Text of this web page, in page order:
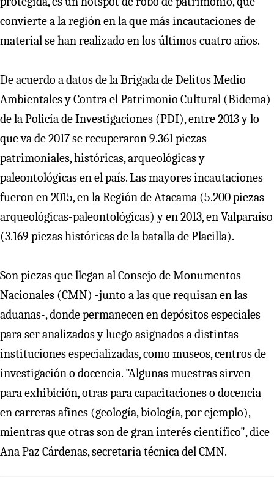
convierte a la región en la que más incautaciones de
material se han realizado en los últimos cuatro años.
De acuerdo a datos de la Brigada de Delitos Medio
Ambientales y Contra el Patrimonio Cultural (Bidema)
de la Policía de Investigaciones (PDI), entre 2013 y lo
que va de 2017 se recuperaron 9.361 piezas
patrimoniales, históricas, arqueológicas y
paleontológicas en el país. Las mayores incautaciones
fueron en 2015, en la Región de Atacama (5.200 piezas
arqueológicas-paleontológicas) y en 2013, en Valparaíso
(3.169 piezas históricas de la batalla de Placilla).
Son piezas que llegan al Consejo de Monumentos
Nacionales (CMN) -junto a las que requisan en las
aduanas-, donde permanecen en depósitos especiales
para ser analizados y luego asignados a distintas
instituciones especializadas, como museos, centros de
investigación o docencia. "Algunas muestras sirven
para exhibición, otras para capacitaciones o docencia
en carreras afines (geología, biología, por ejemplo),
mientras que otras son de gran interés científico", dice
Ana Paz Cárdenas, secretaria técnica del CMN.